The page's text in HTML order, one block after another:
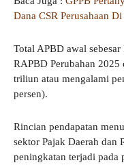
Dana CSR Perusahaan
Total APBD awal
RAPBD Perubahan
triliun atau mengalami
persen).
Rincian pendapatan
sektor Pajak Daerah dan
peningkatan terjadi pada